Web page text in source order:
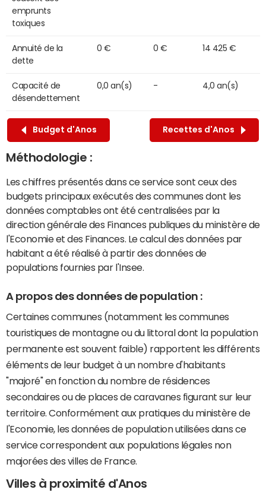
emprunts
toxiques
Annuité de la
dette
0 € 0 € 14 425 €
Capacité de
désendettement
0,0 an(s) - 4,0 an(s)
Budget d'Anos Recettes d'Anos
Méthodologie :
Les chiffres présentés dans ce service sont ceux des
budgets principaux exécutés des communes dont les
données comptables ont été centralisées par la
direction générale des Finances publiques du ministère de
l'Economie et des Finances. Le calcul des données par
habitant a été réalisé à partir des données de
populations fournies par l'Insee.
A propos des données de population :
Certaines communes (notamment les communes
touristiques de montagne ou du littoral dont la population
permanente est souvent faible) rapportent les différents
éléments de leur budget à un nombre d'habitants
"majoré" en fonction du nombre de résidences
secondaires ou de places de caravanes figurant sur leur
territoire. Conformément aux pratiques du ministère de
l'Economie, les données de population utilisées dans ce
service correspondent aux populations légales non
majorées des villes de France.
Villes à proximité d'Anos